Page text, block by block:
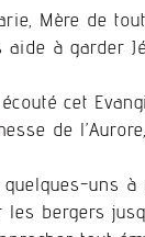
Mère de
aide à garder
cet
de
uns
bergers